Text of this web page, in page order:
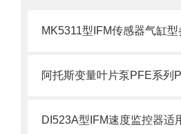
MK5311型IFM传感器气缸型